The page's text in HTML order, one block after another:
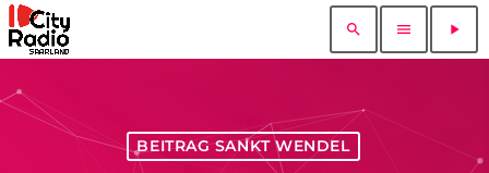
search menu play_arrow
BEITRAG SANKT WENDEL